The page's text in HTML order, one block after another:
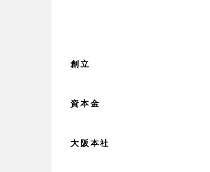
創立
資本金
大阪本社